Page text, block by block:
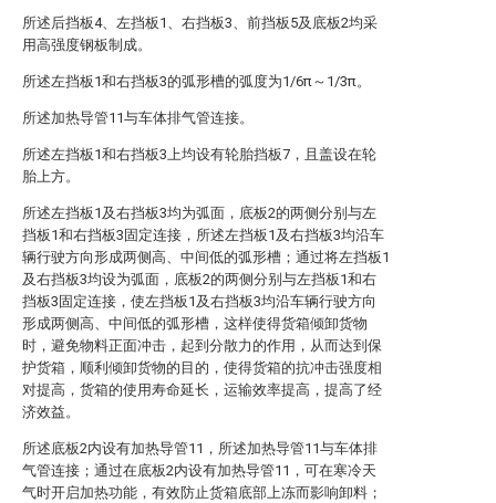
所述后挡板4、左挡板1、右挡板3、前挡板5及底板2均采
用高强度钢板制成。
所述左挡板1和右挡板3的弧形槽的弧度为1/6π～1/3π。
所述加热导管11与车体排气管连接。
所述左挡板1和右挡板3上均设有轮胎挡板7，且盖设在轮
胎上方。
所述左挡板1及右挡板3均为弧面，底板2的两侧分别与左
挡板1和右挡板3固定连接，所述左挡板1及右挡板3均沿车
辆行驶方向形成两侧高、中间低的弧形槽；通过将左挡板1
及右挡板3均设为弧面，底板2的两侧分别与左挡板1和右
挡板3固定连接，使左挡板1及右挡板3均沿车辆行驶方向
形成两侧高、中间低的弧形槽，这样使得货箱倾卸货物
时，避免物料正面冲击，起到分散力的作用，从而达到保
护货箱，顺利倾卸货物的目的，使得货箱的抗冲击强度相
对提高，货箱的使用寿命延长，运输效率提高，提高了经
济效益。
所述底板2内设有加热导管11，所述加热导管11与车体排
气管连接；通过在底板2内设有加热导管11，可在寒冷天
气时开启加热功能，有效防止货箱底部上冻而影响卸料；